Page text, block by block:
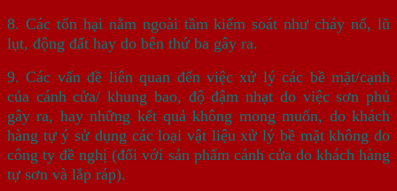
8. Các tổn hại nằm ngoài tầm kiểm soát như cháy nổ, lũ
lụt, động đất hay do bên thứ ba gây ra.
9. Các vấn đề liên quan đến việc xử lý các bề mặt/cạnh
của cánh cửa/ khung bao, độ đậm nhạt do việc sơn phủ
gây ra, hay những kết quả không mong muốn, do khách
hàng tự ý sử dụng các loại vật liệu xử lý bề mặt không do
công ty đề nghị (đối với sản phẩm cánh cửa do khách hàng
tự sơn và lắp ráp).